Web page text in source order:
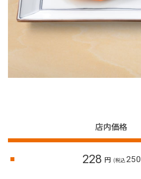
店内価格
228 円 (税込 250